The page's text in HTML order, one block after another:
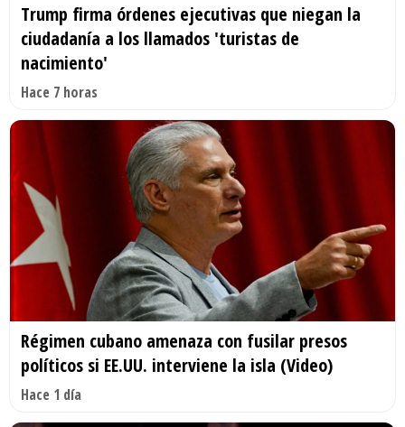
Trump firma órdenes ejecutivas que niegan la
ciudadanía a los llamados 'turistas de
nacimiento'
Hace 7 horas
Régimen cubano amenaza con fusilar presos
políticos si EE.UU. interviene la isla (Video)
Hace 1 día